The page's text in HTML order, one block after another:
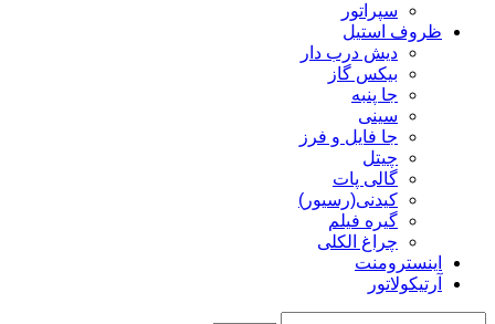
سپراتور
ظروف استیل
دیش درب دار
بیکس گاز
جا پنبه
سینی
جا فایل و فرز
چیتل
گالی پات
کیدنی(رسیور)
گیره فیلم
چراغ الکلی
اینسترومنت
آرتیکولاتور